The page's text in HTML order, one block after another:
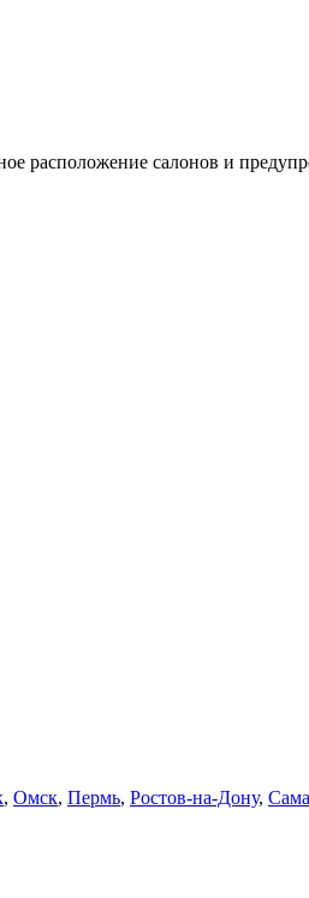
расположение салонов и
, Омск, Пермь, Ростов-на-Дону,